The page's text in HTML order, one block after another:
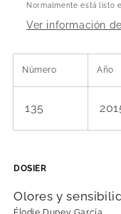
Normalmente está listo
Ver información
Número Año
135
DOSIER
Olores y